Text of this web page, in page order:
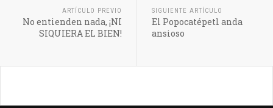
ARTÍCULO PREVIO
No entienden nada, ¡NI
SIQUIERA EL BIEN!
SIGUIENTE ARTÍCULO
El Popocatépetl anda
ansioso